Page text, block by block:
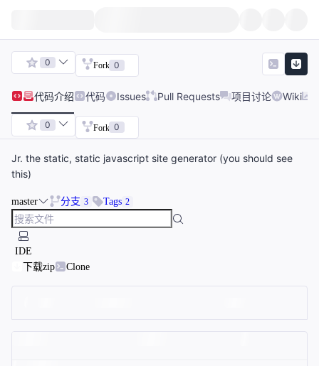
0 Fork 0
代码介绍 代码 Issues Pull Requests 项目讨论 Wiki
0 Fork 0
Jr. the static, static javascript site generator (you should see
this)
master 分支 3 Tags 2
IDE
下载zip
Clone